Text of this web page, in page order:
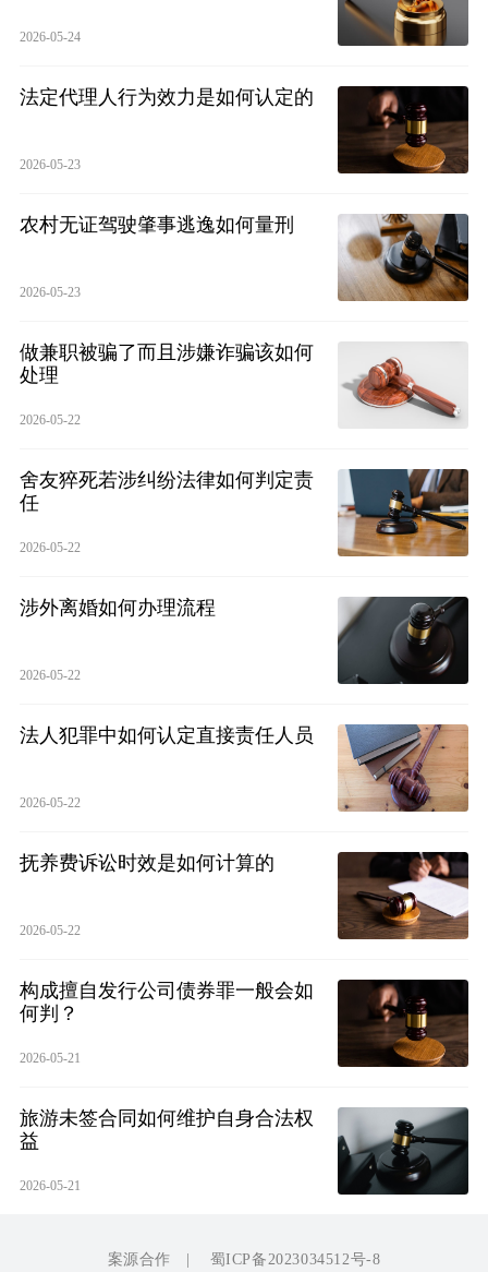
2026-05-24
法定代理人行为效力是如何认定的
2026-05-23
农村无证驾驶肇事逃逸如何量刑
2026-05-23
做兼职被骗了而且涉嫌诈骗该如何
处理
2026-05-22
舍友猝死若涉纠纷法律如何判定责
任
2026-05-22
涉外离婚如何办理流程
2026-05-22
法人犯罪中如何认定直接责任人员
2026-05-22
抚养费诉讼时效是如何计算的
2026-05-22
构成擅自发行公司债券罪一般会如
何判？
2026-05-21
旅游未签合同如何维护自身合法权
益
2026-05-21
案源合作 | 蜀ICP备2023034512号-8